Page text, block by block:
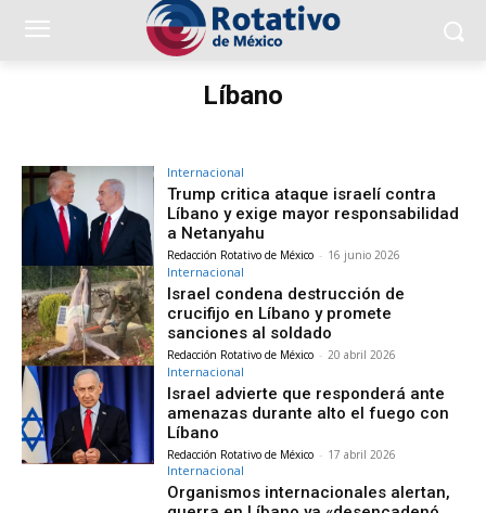
Líbano
Internacional
Trump critica ataque israelí contra
Líbano y exige mayor responsabilidad
a Netanyahu
Redacción Rotativo de México - 16 junio 2026
Internacional
Israel condena destrucción de
crucifijo en Líbano y promete
sanciones al soldado
Redacción Rotativo de México - 20 abril 2026
Internacional
Israel advierte que responderá ante
amenazas durante alto el fuego con
Líbano
Redacción Rotativo de México - 17 abril 2026
Internacional
Organismos internacionales alertan,